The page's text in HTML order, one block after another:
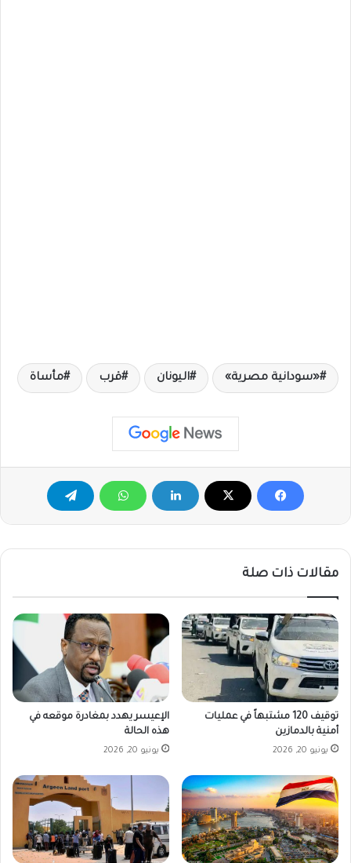
«سودانية مصرية» اليونان قرب مأساة
مقالات ذات صلة
توقيف 120 مشتبهاً في عمليات
أمنية بالدمازين
يونيو 20, 2026
الإعيسر يهدد بمغادرة موقعه في
هذه الحالة
يونيو 20, 2026